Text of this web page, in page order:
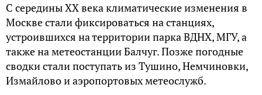
С середины ХХ века климатические изменения в
Москве стали фиксироваться на станциях,
устроившихся на территории парка ВДНХ, МГУ, а
также на метеостанции Балчуг. Позже погодные
сводки стали поступать из Тушино, Немчиновки,
Измайлово и аэропортовых метеослужб.